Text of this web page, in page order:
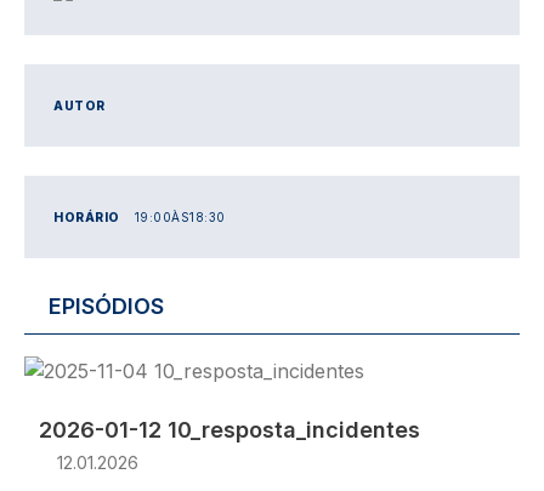
AUTOR
HORÁRIO 19:00ÀS18:30
EPISÓDIOS
Imagem
2026-01-12 10_resposta_incidentes
12.01.2026